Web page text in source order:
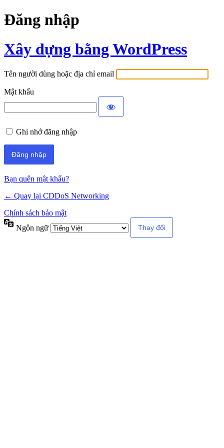
Đăng nhập
Xây dựng bằng WordPress
Tên người dùng hoặc địa chỉ email
Mật khẩu
Ghi nhớ đăng nhập
Bạn quên mật khẩu?
← Quay lại CDDoS Networking
Chính sách bảo mật
Ngôn ngữ